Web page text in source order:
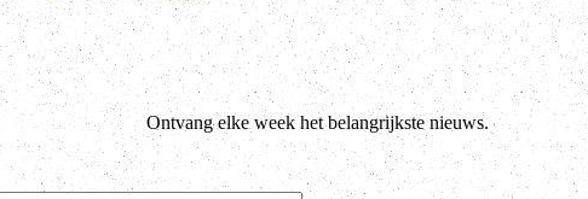
Ontvang elke week het belangrijkste nieuws.